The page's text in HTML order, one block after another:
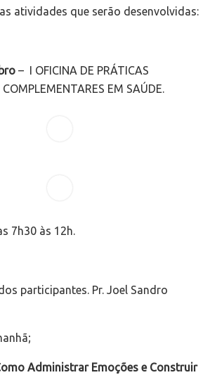
atividades que serão desenvolvidas:
– I OFICINA DE PRÁTICAS
EM SAÚDE.
7h30 às 12h.
participantes. Pr. Joel Sandro
Administrar Emoções e Construir